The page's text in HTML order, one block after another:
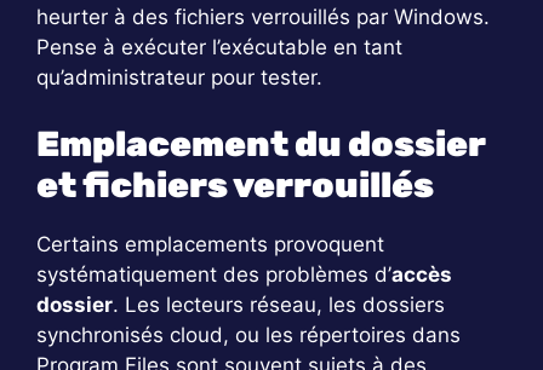
heurter à des fichiers verrouillés par Windows.
Pense à exécuter l’exécutable en tant
qu’administrateur pour tester.
Emplacement du dossier
et fichiers verrouillés
Certains emplacements provoquent
systématiquement des problèmes d’accès
dossier. Les lecteurs réseau, les dossiers
synchronisés cloud, ou les répertoires dans